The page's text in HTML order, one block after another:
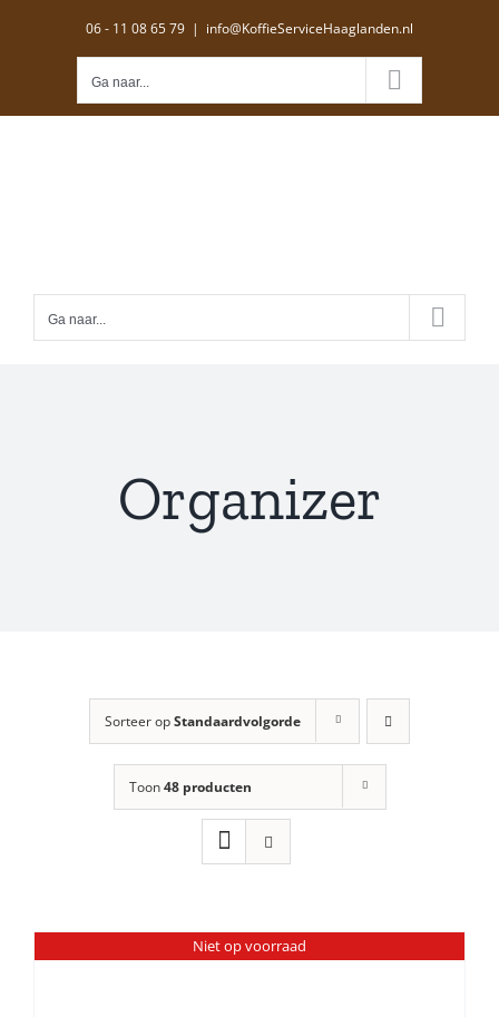
06 - 11 08 65 79 | info@KoffieServiceHaaglanden.nl
Ga naar...
Ga naar...
Organizer
Sorteer opStandaardvolgorde
Toon48 producten
Niet op voorraad